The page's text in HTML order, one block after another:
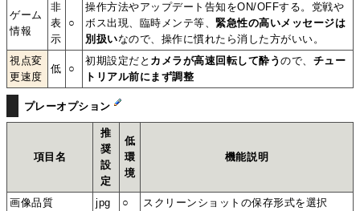
ゲーム
情報
非
表
示
○
操作方法やアップデート告知をON/OFFする。党戦や
ボス出現、臨時メンテ等、緊急性の高いメッセージは
別扱いなので、操作に慣れたら消した方がいい。
視点変
更速度
低 ○
初期設定だと カメラが高速回転して酔うので、 チュー
トリアル前にまず調整
プレーオプション
項目名
推
奨
設
定
低
環
境
機能説明
画像品質 jpg ○ スクリーンショットの保存形式を選択